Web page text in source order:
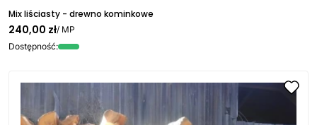
Mix liściasty - drewno kominkowe
240,00 zł/ MP
Dostępność: